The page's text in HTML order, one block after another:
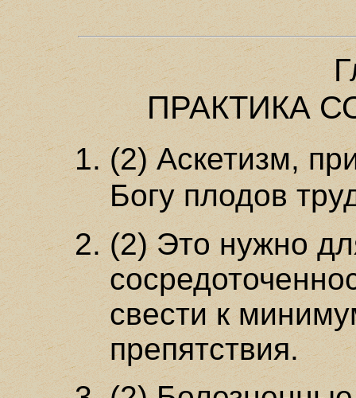
ПРАКТИКА
(2) Аскетизм,
Богу плодов
(2) Это нужно
свести к
препятствия.